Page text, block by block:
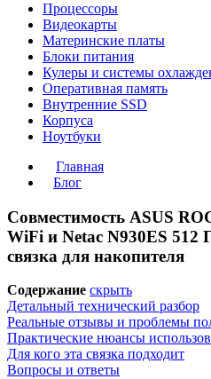
Процессоры
Видеокарты
Материнские платы
Блоки питания
Кулеры и системы
Оперативная память
Внутренние SSD
Корпуса
Ноутбуки
Главная
Блог
Совместимость ASUS
WiFi и Netac N930ES 512
связка для накопителя
Содержание скрыть
Детальный технический разбор
Реальные отзывы и проблемы
Практические нюансы
Для кого эта связка подходит
Вопросы и ответы